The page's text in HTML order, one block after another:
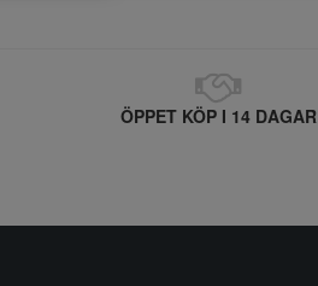
ÖPPET KÖP I 14 DAGAR